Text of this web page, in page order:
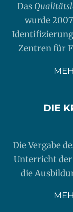
Das
wurde
Zentren für
DIE
Die Vergabe
Unterricht der
die